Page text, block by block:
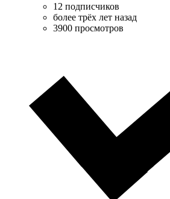
12 подписчиков
более трёх лет назад
3900 просмотров